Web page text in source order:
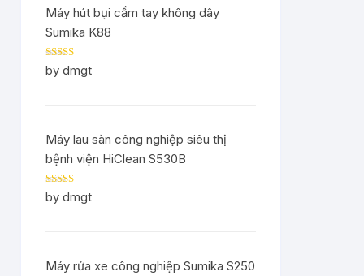
Máy hút bụi cầm tay không dây
Sumika K88
Rated5out
of 5
by dmgt
Máy lau sàn công nghiệp siêu thị
bệnh viện HiClean S530B
Rated5out
of 5
by dmgt
Máy rửa xe công nghiệp Sumika S250